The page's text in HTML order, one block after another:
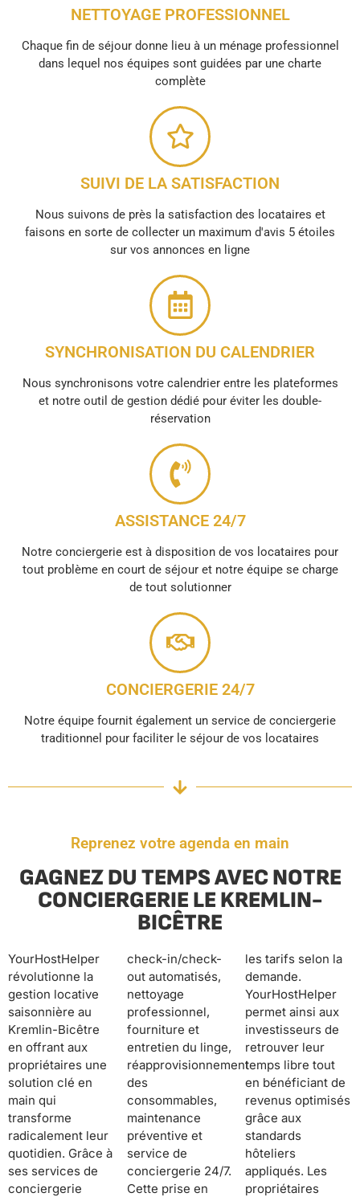
NETTOYAGE PROFESSIONNEL
Chaque fin de séjour donne lieu à un ménage professionnel
dans lequel nos équipes sont guidées par une charte
complète
SUIVI DE LA SATISFACTION
Nous suivons de près la satisfaction des locataires et
faisons en sorte de collecter un maximum d'avis 5 étoiles
sur vos annonces en ligne
SYNCHRONISATION DU CALENDRIER
Nous synchronisons votre calendrier entre les plateformes
et notre outil de gestion dédié pour éviter les double-
réservation
ASSISTANCE 24/7
Notre conciergerie est à disposition de vos locataires pour
tout problème en court de séjour et notre équipe se charge
de tout solutionner
CONCIERGERIE 24/7
Notre équipe fournit également un service de conciergerie
traditionnel pour faciliter le séjour de vos locataires
Reprenez votre agenda en main
GAGNEZ DU TEMPS AVEC NOTRE
CONCIERGERIE LE KREMLIN-
BICÊTRE
YourHostHelper
révolutionne la
gestion locative
saisonnière au
Kremlin-Bicêtre
en offrant aux
propriétaires une
solution clé en
main qui
transforme
radicalement leur
quotidien. Grâce à
ses services de
conciergerie
check-in/check-
out automatisés,
nettoyage
professionnel,
fourniture et
entretien du linge,
réapprovisionnement
des
consommables,
maintenance
préventive et
service de
conciergerie 24/7.
Cette prise en
les tarifs selon la
demande.
YourHostHelper
permet ainsi aux
investisseurs de
retrouver leur
temps libre tout
en bénéficiant de
revenus optimisés
grâce aux
standards
hôteliers
appliqués. Les
propriétaires